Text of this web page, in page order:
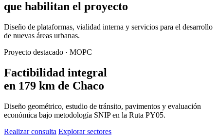
que habilitan el proyecto
Diseño de plataformas, vialidad interna y servicios para el desarrollo
de nuevas áreas urbanas.
Proyecto destacado · MOPC
Factibilidad integral
en 179 km de Chaco
Diseño geométrico, estudio de tránsito, pavimentos y evaluación
económica bajo metodología SNIP en la Ruta PY05.
Realizar consulta Explorar sectores